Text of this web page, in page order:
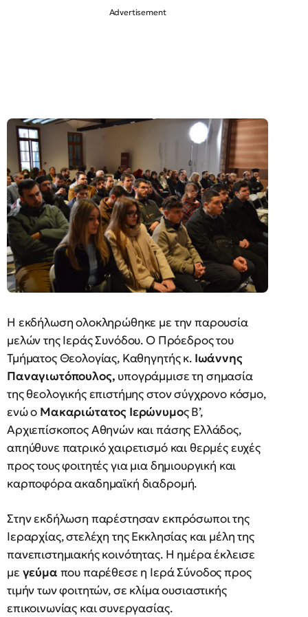
Η εκδήλωση ολοκληρώθηκε με την παρουσία
μελών της Ιεράς Συνόδου. Ο Πρόεδρος του
Τμήματος Θεολογίας, Καθηγητής κ.Ιωάννης
Παναγιωτόπουλος, υπογράμμισε τη σημασία
της θεολογικής επιστήμης στον σύγχρονο κόσμο,
ενώ ο Μακαριώτατος Ιερώνυμος Β’,
Αρχιεπίσκοπος Αθηνών και πάσης Ελλάδος,
απηύθυνε πατρικό χαιρετισμό και θερμές ευχές
προς τους φοιτητές για μια δημιουργική και
καρποφόρα ακαδημαϊκή διαδρομή.
Στην εκδήλωση παρέστησαν εκπρόσωποι της
Ιεραρχίας, στελέχη της Εκκλησίας και μέλη της
πανεπιστημιακής κοινότητας. Η ημέρα έκλεισε
με γεύμα που παρέθεσε η Ιερά Σύνοδος προς
τιμήν των φοιτητών, σε κλίμα ουσιαστικής
επικοινωνίας και συνεργασίας.